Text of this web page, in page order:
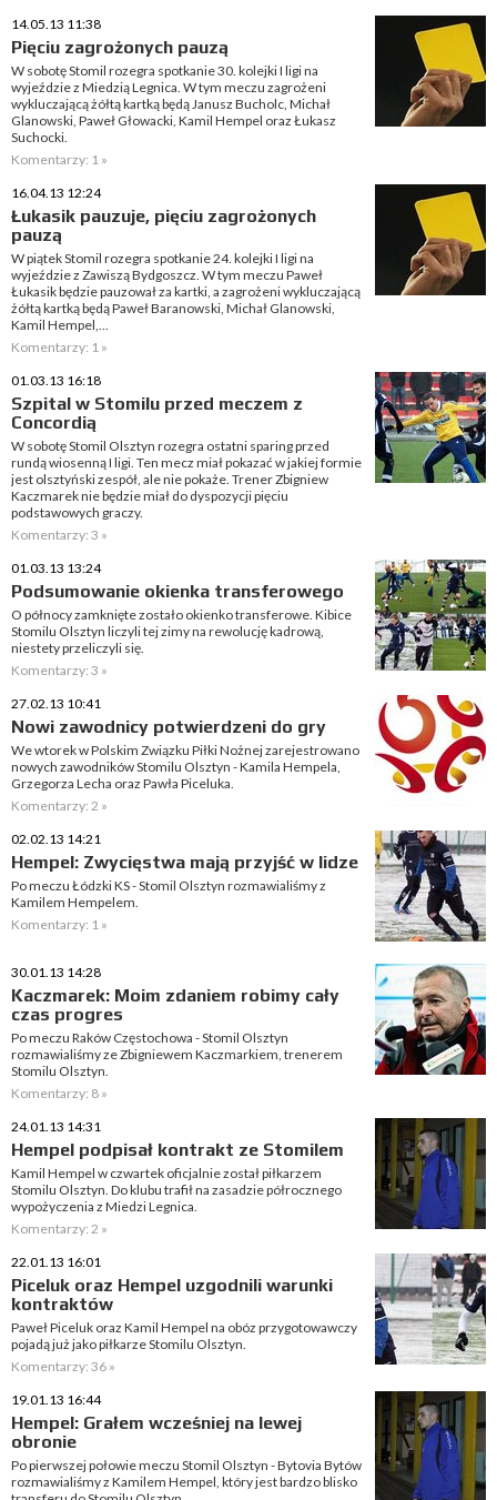
14.05.13 11:38
Pięciu zagrożonych pauzą
W sobotę Stomil rozegra spotkanie 30. kolejki I ligi na
wyjeździe z Miedzią Legnica. W tym meczu zagrożeni
wykluczającą żółtą kartką będą Janusz Bucholc, Michał
Glanowski, Paweł Głowacki, Kamil Hempel oraz Łukasz
Suchocki.
Komentarzy: 1 »
16.04.13 12:24
Łukasik pauzuje, pięciu zagrożonych
pauzą
W piątek Stomil rozegra spotkanie 24. kolejki I ligi na
wyjeździe z Zawiszą Bydgoszcz. W tym meczu Paweł
Łukasik będzie pauzował za kartki, a zagrożeni wykluczającą
żółtą kartką będą Paweł Baranowski, Michał Glanowski,
Kamil Hempel,...
Komentarzy: 1 »
01.03.13 16:18
Szpital w Stomilu przed meczem z
Concordią
W sobotę Stomil Olsztyn rozegra ostatni sparing przed
rundą wiosenną I ligi. Ten mecz miał pokazać w jakiej formie
jest olsztyński zespół, ale nie pokaże. Trener Zbigniew
Kaczmarek nie będzie miał do dyspozycji pięciu
podstawowych graczy.
Komentarzy: 3 »
01.03.13 13:24
Podsumowanie okienka transferowego
O północy zamknięte zostało okienko transferowe. Kibice
Stomilu Olsztyn liczyli tej zimy na rewolucję kadrową,
niestety przeliczyli się.
Komentarzy: 3 »
27.02.13 10:41
Nowi zawodnicy potwierdzeni do gry
We wtorek w Polskim Związku Piłki Nożnej zarejestrowano
nowych zawodników Stomilu Olsztyn - Kamila Hempela,
Grzegorza Lecha oraz Pawła Piceluka.
Komentarzy: 2 »
02.02.13 14:21
Hempel: Zwycięstwa mają przyjść w lidze
Po meczu Łódzki KS - Stomil Olsztyn rozmawialiśmy z
Kamilem Hempelem.
Komentarzy: 1 »
30.01.13 14:28
Kaczmarek: Moim zdaniem robimy cały
czas progres
Po meczu Raków Częstochowa - Stomil Olsztyn
rozmawialiśmy ze Zbigniewem Kaczmarkiem, trenerem
Stomilu Olsztyn.
Komentarzy: 8 »
24.01.13 14:31
Hempel podpisał kontrakt ze Stomilem
Kamil Hempel w czwartek oficjalnie został piłkarzem
Stomilu Olsztyn. Do klubu trafił na zasadzie półrocznego
wypożyczenia z Miedzi Legnica.
Komentarzy: 2 »
22.01.13 16:01
Piceluk oraz Hempel uzgodnili warunki
kontraktów
Paweł Piceluk oraz Kamil Hempel na obóz przygotowawczy
pojadą już jako piłkarze Stomilu Olsztyn.
Komentarzy: 36 »
19.01.13 16:44
Hempel: Grałem wcześniej na lewej
obronie
Po pierwszej połowie meczu Stomil Olsztyn - Bytovia Bytów
rozmawialiśmy z Kamilem Hempel, który jest bardzo blisko